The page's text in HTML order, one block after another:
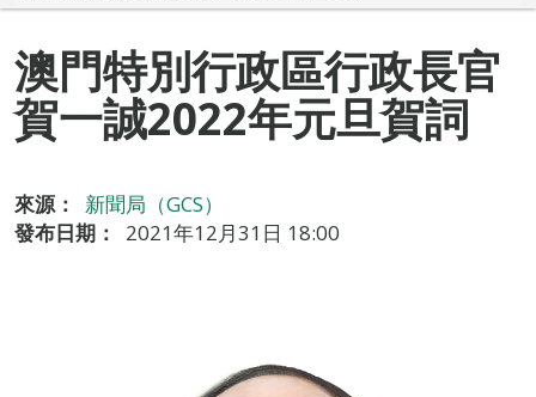
澳門特別行政區行政長官
賀一誠2022年元旦賀詞
來源：
新聞局（GCS）
發布日期：
2021年12月31日 18:00